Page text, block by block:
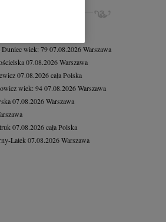
Duniecwiek: 7907.08.2026Warszawa
07.08.2026Warszawa
07.08.2026cała Polska
wiek: 9407.08.2026Warszawa
07.08.2026Warszawa
07.08.2026cała Polska
Latek 07.08.2026Warszawa
przeglądarki.
reklam i